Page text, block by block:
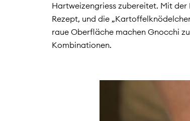
Hartweizengriess zubereitet. Mit
Rezept, und die
raue Oberfläche machen Gnocchi
Kombinationen.